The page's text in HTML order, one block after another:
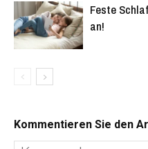
Feste
an!
Kommentieren Sie den